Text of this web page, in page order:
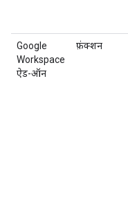
Google
Workspace
ऐड-ऑन
फ़ंक्शन